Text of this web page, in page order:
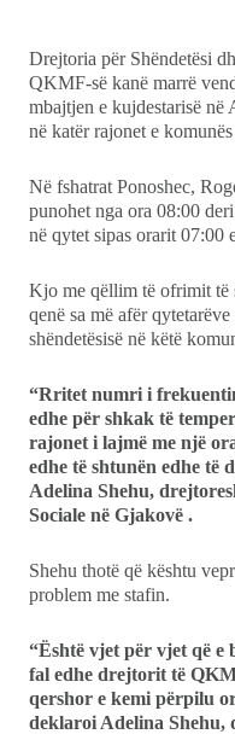
DuVideo
Drejtoria për Shëndetësi
QKMF-së kanë marrë
mbajtjen e kujdestarisë në
në katër rajonet e
Në fshatrat Ponoshec,
punohet nga ora 08:00
në qytet sipas orarit 07:00
Kjo me qëllim të ofrimit të
qenë sa më afër
shëndetësisë në këtë
“Rritet numri i
edhe për shkak të
rajonet i lajmë me një
edhe të shtunën edhe të
Adelina Shehu,
Sociale në Gjakovë .
Shehu thotë që kështu
problem me stafin.
“Është vjet për vjet që e
fal edhe drejtorit të
qershor e kemi përpilu
deklaroi Adelina Shehu,